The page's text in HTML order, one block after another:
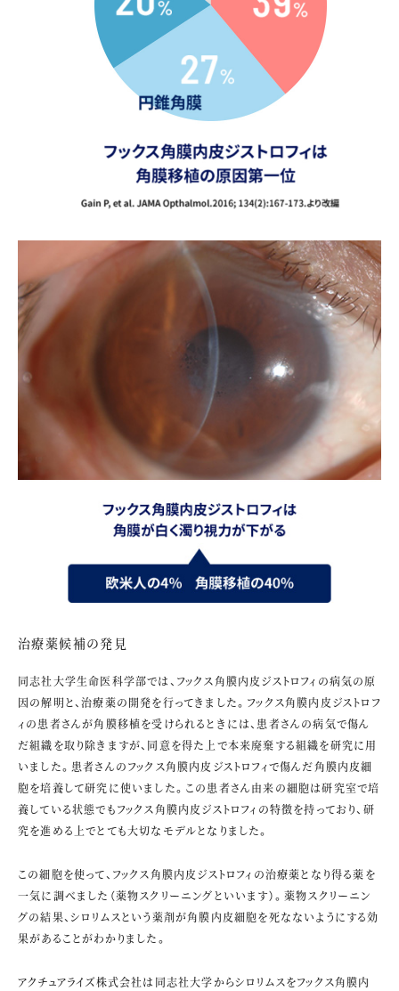
治療薬候補の発見
同志社大学生命医科学部では、フックス角膜内皮ジストロフィの病気の原
因の解明と、治療薬の開発を行ってきました。フックス角膜内皮ジストロフ
ィの患者さんが角膜移植を受けられるときには、患者さんの病気で傷ん
だ組織を取り除きますが、同意を得た上で本来廃棄する組織を研究に用
いました。患者さんのフックス角膜内皮ジストロフィで傷んだ角膜内皮細
胞を培養して研究に使いました。この患者さん由来の細胞は研究室で培
養している状態でもフックス角膜内皮ジストロフィの特徴を持っており、研
究を進める上でとても大切なモデルとなりました。
この細胞を使って、フックス角膜内皮ジストロフィの治療薬となり得る薬を
一気に調べました（薬物スクリーニングといいます）。薬物スクリーニン
グの結果、シロリムスという薬剤が角膜内皮細胞を死なないようにする効
果があることがわかりました。
アクチュアライズ株式会社は同志社大学からシロリムスをフックス角膜内